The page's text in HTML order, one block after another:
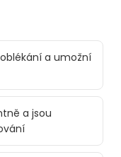
a umožní
a jsou